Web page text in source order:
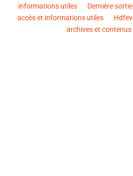
informations utiles
Dernière
accès et informations utiles
archives et contenus